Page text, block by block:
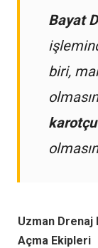
Bayat
biri,
karotçu
Uzman Drenaj
Açma Ekipleri